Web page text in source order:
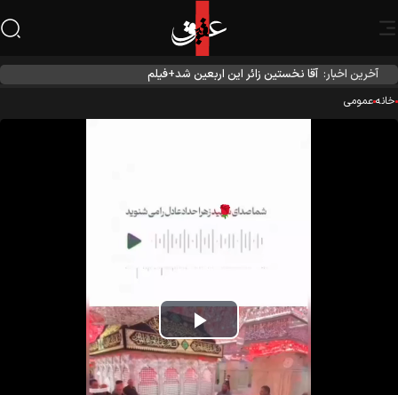
آخرین اخبار: آقا نخستین زائر این اربعین شد+فیلم
عمومی
Play
Video